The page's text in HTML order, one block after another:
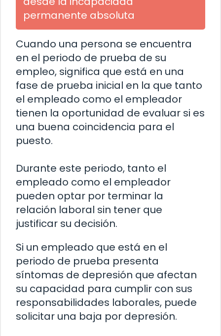
permanente absoluta
Cuando una persona se encuentra
en el periodo de prueba de su
empleo, significa que está en una
fase de prueba inicial en la que tanto
el empleado como el empleador
tienen la oportunidad de evaluar si es
una buena coincidencia para el
puesto.
Durante este periodo, tanto el
empleado como el empleador
pueden optar por terminar la
relación laboral sin tener que
justificar su decisión.
Si un empleado que está en el
periodo de prueba presenta
síntomas de depresión que afectan
su capacidad para cumplir con sus
responsabilidades laborales, puede
solicitar una baja por depresión.